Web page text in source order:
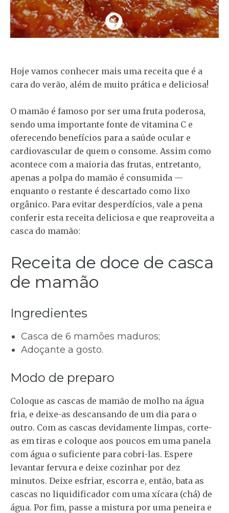
Hoje vamos conhecer mais uma receita que é a
cara do verão, além de muito prática e deliciosa!
O mamão é famoso por ser uma fruta poderosa,
sendo uma importante fonte de vitamina C e
oferecendo benefícios para a saúde ocular e
cardiovascular de quem o consome. Assim como
acontece com a maioria das frutas, entretanto,
apenas a polpa do mamão é consumida —
enquanto o restante é descartado como lixo
orgânico. Para evitar desperdícios, vale a pena
conferir esta receita deliciosa e que reaproveita a
casca do mamão:
Receita de doce de casca
de mamão
Ingredientes
Casca de 6 mamões maduros;
Adoçante a gosto.
Modo de preparo
Coloque as cascas de mamão de molho na água
fria, e deixe-as descansando de um dia para o
outro. Com as cascas devidamente limpas, corte-
as em tiras e coloque aos poucos em uma panela
com água o suficiente para cobri-las. Espere
levantar fervura e deixe cozinhar por dez
minutos. Deixe esfriar, escorra e, então, bata as
cascas no liquidificador com uma xícara (chá) de
água. Por fim, passe a mistura por uma peneira e